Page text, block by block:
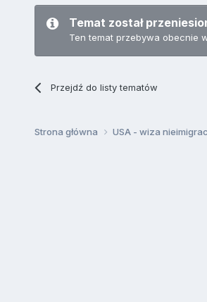
Temat został
Ten temat przebywa obecnie
Przejdź do listy tematów
Strona główna USA - wiza